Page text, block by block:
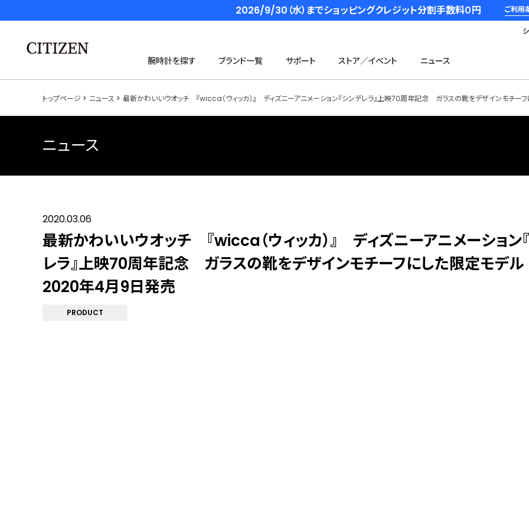
2026/9/30（水）までショッピングクレジット分割手数料０円 ご利用
腕時計を探す ブランド一覧 サポート ストア／イベント ニュース
トップページ ニュース 最新かわいいウオッチ 『wicca（ウィッカ）』 ディズニーアニメーション『シンデレラ』上映70周年記念 ガラスの靴をデザインモチ
ニュース
2020.03.06
最新かわいいウオッチ 『wicca（ウィッカ）』 ディズニーアニメーション
レラ』上映70周年記念 ガラスの靴をデザインモチーフにした限定モデル
2020年4月9日発売
PRODUCT